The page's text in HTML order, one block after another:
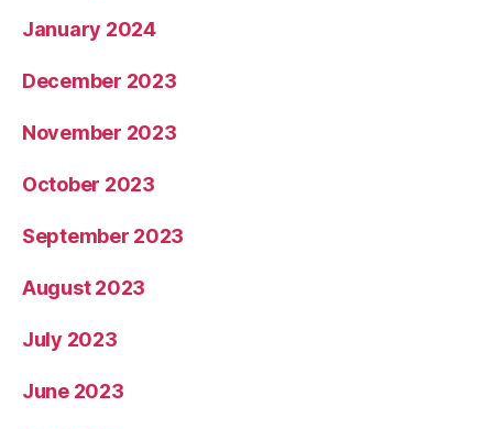
January 2024
December 2023
November 2023
October 2023
September 2023
August 2023
July 2023
June 2023